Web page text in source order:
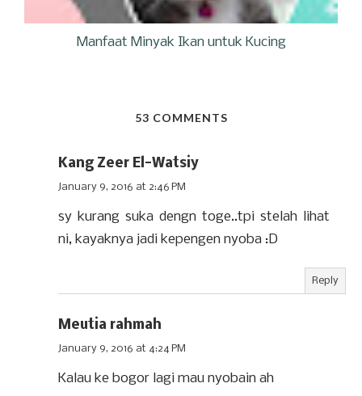
Manfaat Minyak Ikan untuk Kucing
53 COMMENTS
Kang Zeer El-Watsiy
January 9, 2016 at 2:46 PM
sy kurang suka dengn toge..tpi stelah lihat
ni, kayaknya jadi kepengen nyoba :D
Reply
Meutia rahmah
January 9, 2016 at 4:24 PM
Kalau ke bogor lagi mau nyobain ah